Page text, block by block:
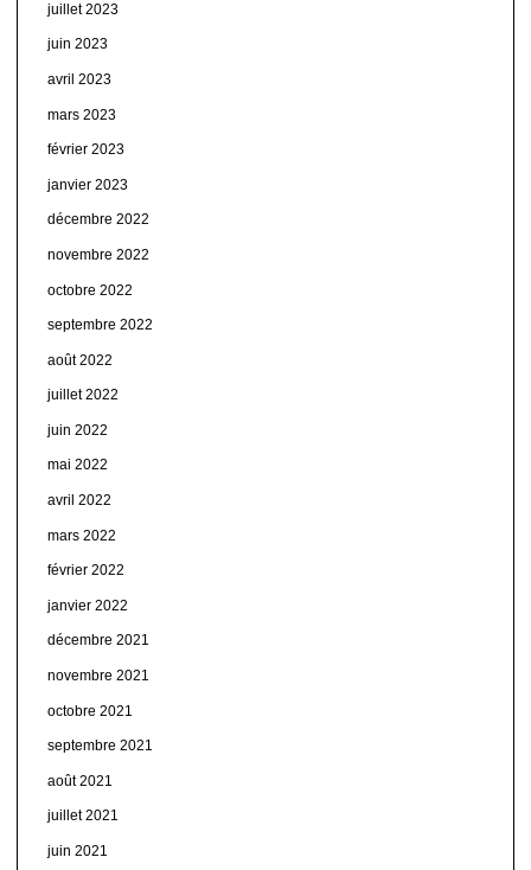
juillet 2023
juin 2023
avril 2023
mars 2023
février 2023
janvier 2023
décembre 2022
novembre 2022
octobre 2022
septembre 2022
août 2022
juillet 2022
juin 2022
mai 2022
avril 2022
mars 2022
février 2022
janvier 2022
décembre 2021
novembre 2021
octobre 2021
septembre 2021
août 2021
juillet 2021
juin 2021